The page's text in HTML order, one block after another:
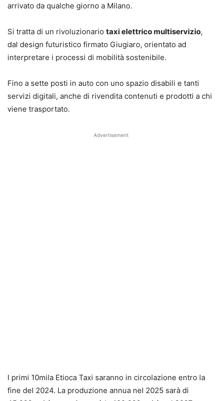
arrivato da qualche giorno a Milano.
Si tratta di un rivoluzionario taxi elettrico multiservizio,
dal design futuristico firmato Giugiaro, orientato ad
interpretare i processi di mobilità sostenibile.
Fino a sette posti in auto con uno spazio disabili e tanti
servizi digitali, anche di rivendita contenuti e prodotti a chi
viene trasportato.
Advertisement
I primi 10mila Etioca Taxi saranno in circolazione entro la
fine del 2024. La produzione annua nel 2025 sarà di